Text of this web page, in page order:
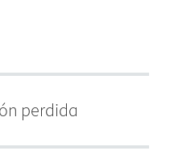
perdida